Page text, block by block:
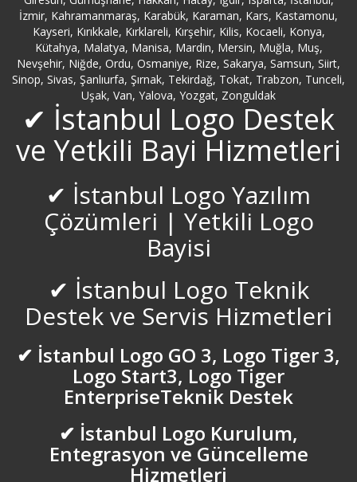
Bingöl Logo Servisi
Bitlis Logo Servisi
Bolu Logo Servisi
Bostancı Logo Servisi
Burdur Logo Servisi
Bursa inegöl Logo Servisi
Bursa Mudanya Logo Servisi
Caddebostan Logo Servisi
Çamlıca Logo Servisi
Çanakkale Logo Servisi
Çankırı Logo Servisi
İzmir, Kahramanmaraş, Karabük, Karaman, Kars, Kastamonu,
Kayseri, Kırıkkale, Kırklareli, Kırşehir, Kilis, Kocaeli, Konya,
Kütahya, Malatya, Manisa, Mardin, Mersin, Muğla, Muş,
Nevşehir, Niğde, Ordu, Osmaniye, Rize, Sakarya, Samsun, Siirt,
Sinop, Sivas, Şanlıurfa, Şırnak, Tekirdağ, Tokat, Trabzon, Tunceli,
Uşak, Van, Yalova, Yozgat, Zonguldak
✔ İstanbul Logo Destek
ve Yetkili Bayi Hizmetleri
✔ İstanbul Logo Yazılım
Çözümleri | Yetkili Logo
Bayisi
✔ İstanbul Logo Teknik
Destek ve Servis Hizmetleri
✔ İstanbul Logo GO 3, Logo Tiger 3,
Logo Start3, Logo Tiger
EnterpriseTeknik Destek
✔ İstanbul Logo Kurulum,
Entegrasyon ve Güncelleme
Hizmetleri